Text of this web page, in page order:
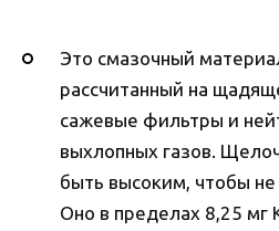
Это смазочный
рассчитанный на
сажевые фильтры и
выхлопных газов.
быть высоким, чтобы
Оно в пределах 8,25